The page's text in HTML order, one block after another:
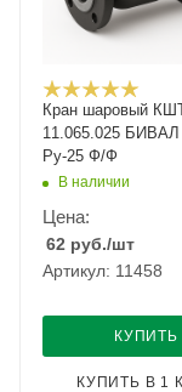
Кран шаровый
11.065.025 БИВАЛ
Ру-25 Ф/Ф
В наличии
Цена:
62 руб./шт
Артикул: 11458
КУПИТЬ
КУПИТЬ В 1